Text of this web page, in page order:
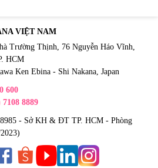
VIỆT NAM
Trường Thịnh, 76 Nguyễn Háo Vĩnh,
HCM
Ken Ebina - Shi Nakana, Japan
600
7108 8889
- Sở KH & ĐT TP. HCM - Phòng